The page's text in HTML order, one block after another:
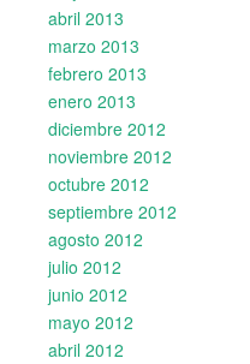
abril 2013
marzo 2013
febrero 2013
enero 2013
diciembre 2012
noviembre 2012
octubre 2012
septiembre 2012
agosto 2012
julio 2012
junio 2012
mayo 2012
abril 2012